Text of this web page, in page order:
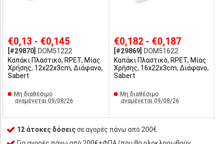
€0,13 - €0,145
[#29870]
DOM51222
Καπάκι Πλαστικό, RPET, Μίας
Χρήσης, 12x22x3cm, Διάφανο,
Sabert
Μη διαθέσιμο
αναμένεται 09/08/26
€0,182 - €0,187
[#29869]
DOM51622
Καπάκι Πλαστικό, RPET, Μίας
Χρήσης, 16x22x3cm, Διάφανο,
Sabert
Μη διαθέσιμο
αναμένεται 09/08/26
12 άτοκες δόσειςσε αγορές πάνω από 200€